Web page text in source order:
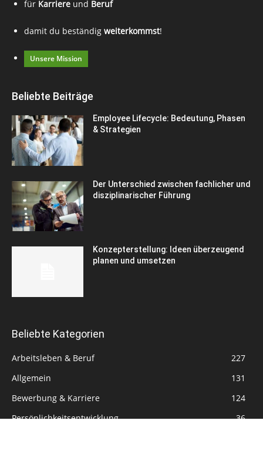
für Karriere und Beruf
damit du beständig weiterkommst!
Unsere Mission
Beliebte Beiträge
Employee Lifecycle: Bedeutung, Phasen
& Strategien
Der Unterschied zwischen fachlicher und
disziplinarischer Führung
Konzepterstellung: Ideen überzeugend
planen und umsetzen
Beliebte Kategorien
Arbeitsleben & Beruf
227
Allgemein
131
Bewerbung & Karriere
124
Persönlichkeitsentwicklung
36